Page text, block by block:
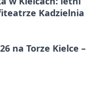
Kadzielnia
na Torze Kielce –